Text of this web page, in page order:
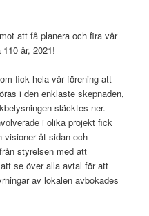
att få planera och fira vår
år, 2021!
fick hela vår förening att
i den enklaste skepnaden,
släcktes ner.
i olika projekt fick
visioner åt sidan och
styrelsen med att
se över alla avtal för att
av lokalen avbokades